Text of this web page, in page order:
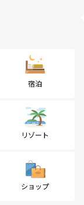
宿泊
リゾート
ショップ